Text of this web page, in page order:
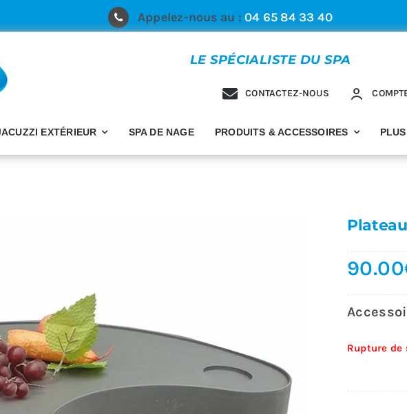
Appelez-nous au :04 65 84 33 40
LE SPÉCIALISTE DU SPA
CONTACTEZ-NOUS
EXTÉRIEUR SPA DE NAGE PRODUITS & ACCESSOIRES PLUS
90.00
Rupture de